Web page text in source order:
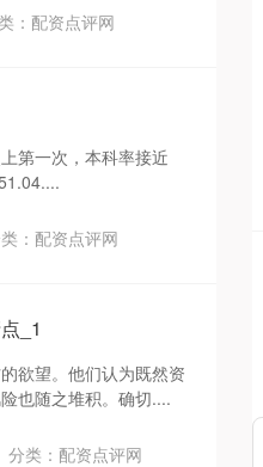
：配资点评网
第一次，本科率接近
： 配资点评网
_1
欲望。他们认为既然资
也随之堆积。确切....
分类： 配资点评网